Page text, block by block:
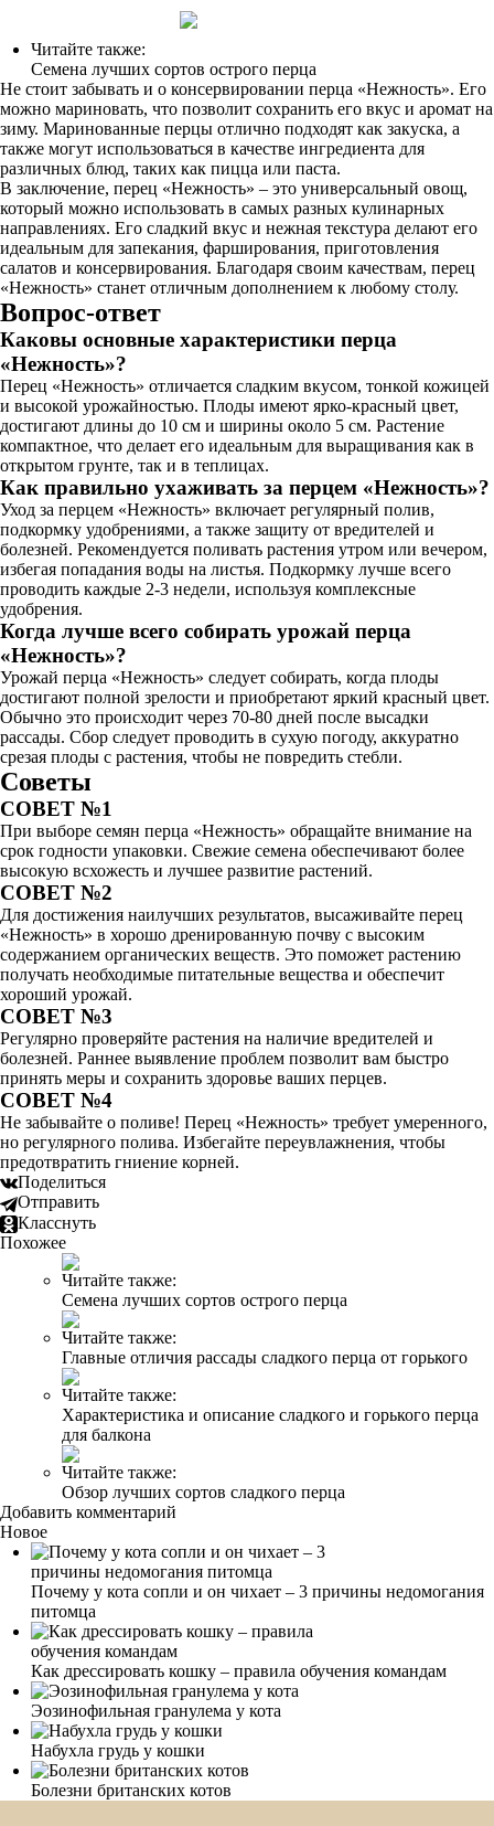
Читайте также:
Семена лучших сортов острого перца
Не стоит забывать и о консервировании перца «Нежность». Его
можно мариновать, что позволит сохранить его вкус и аромат на
зиму. Маринованные перцы отлично подходят как закуска, а
также могут использоваться в качестве ингредиента для
различных блюд, таких как пицца или паста.
В заключение, перец «Нежность» – это универсальный овощ,
который можно использовать в самых разных кулинарных
направлениях. Его сладкий вкус и нежная текстура делают его
идеальным для запекания, фарширования, приготовления
салатов и консервирования. Благодаря своим качествам, перец
«Нежность» станет отличным дополнением к любому столу.
Вопрос-ответ
Каковы основные характеристики перца
«Нежность»?
Перец «Нежность» отличается сладким вкусом, тонкой кожицей
и высокой урожайностью. Плоды имеют ярко-красный цвет,
достигают длины до 10 см и ширины около 5 см. Растение
компактное, что делает его идеальным для выращивания как в
открытом грунте, так и в теплицах.
Как правильно ухаживать за перцем «Нежность»?
Уход за перцем «Нежность» включает регулярный полив,
подкормку удобрениями, а также защиту от вредителей и
болезней. Рекомендуется поливать растения утром или вечером,
избегая попадания воды на листья. Подкормку лучше всего
проводить каждые 2-3 недели, используя комплексные
удобрения.
Когда лучше всего собирать урожай перца
«Нежность»?
Урожай перца «Нежность» следует собирать, когда плоды
достигают полной зрелости и приобретают яркий красный цвет.
Обычно это происходит через 70-80 дней после высадки
рассады. Сбор следует проводить в сухую погоду, аккуратно
срезая плоды с растения, чтобы не повредить стебли.
Советы
СОВЕТ №1
При выборе семян перца «Нежность» обращайте внимание на
срок годности упаковки. Свежие семена обеспечивают более
высокую всхожесть и лучшее развитие растений.
СОВЕТ №2
Для достижения наилучших результатов, высаживайте перец
«Нежность» в хорошо дренированную почву с высоким
содержанием органических веществ. Это поможет растению
получать необходимые питательные вещества и обеспечит
хороший урожай.
СОВЕТ №3
Регулярно проверяйте растения на наличие вредителей и
болезней. Раннее выявление проблем позволит вам быстро
принять меры и сохранить здоровье ваших перцев.
СОВЕТ №4
Не забывайте о поливе! Перец «Нежность» требует умеренного,
но регулярного полива. Избегайте переувлажнения, чтобы
предотвратить гниение корней.
Поделиться
Отправить
Класснуть
Похожее
Читайте также:
Семена лучших сортов острого перца
Читайте также:
Главные отличия рассады сладкого перца от горького
Читайте также:
Характеристика и описание сладкого и горького перца
для балкона
Читайте также:
Обзор лучших сортов сладкого перца
Добавить комментарий
Новое
Почему у кота сопли и он чихает – 3 причины недомогания
питомца
Как дрессировать кошку – правила обучения командам
Эозинофильная гранулема у кота
Набухла грудь у кошки
Болезни британских котов